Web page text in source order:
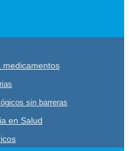
medicamentos
sin barreras
en Salud